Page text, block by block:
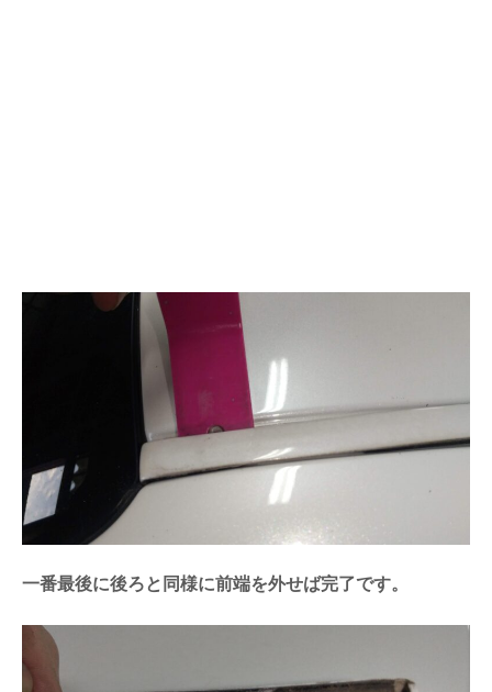
一番最後に後ろと同様に前端を外せば完了です。